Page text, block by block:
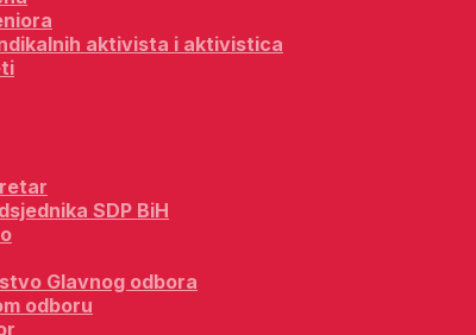
aktivista i aktivistica
SDP BiH
Glavnog odbora
odboru